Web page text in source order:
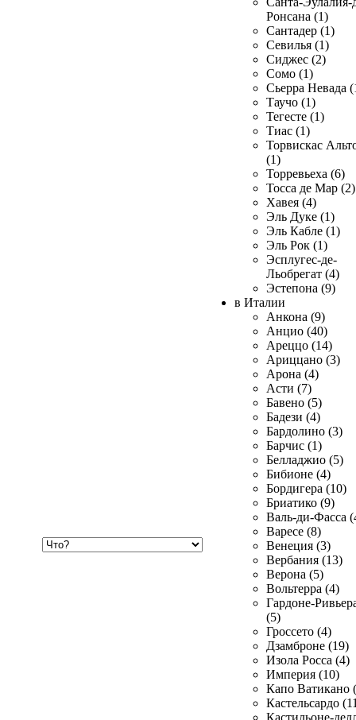
Ронсана (1)
Сантадер (1)
Севилья (1)
Сиджес (2)
Сомо (1)
Сьерра Невада
Таучо (1)
Тегесте (1)
Тиас (1)
Торвискас
(1)
Торревьеха (6)
Тосса де Мар (2)
Хавея (4)
Эль Дуке (1)
Эль Кабле (1)
Эль Рок (1)
Эсплугес-де-
Льобрегат (4)
Эстепона (9)
в Италии
Анкона (9)
Анцио (40)
Ареццо (14)
Ариццано (3)
Арона (4)
Асти (7)
Бавено (5)
Бадези (4)
Бардолино (3)
Барчис (1)
Белладжио (5)
Бибионе (4)
Бордигера (10)
Бриатико (9)
Валь-ди-Фасса
Варесе (8)
Венеция (3)
Вербания (13)
Верона (5)
Вольтерра (4)
Гардоне-
(5)
Гроссето (4)
Дзамброне (19)
Изола Росса (4)
Империя (10)
Капо Ватикано
Кастельсардо
Кастильоне-